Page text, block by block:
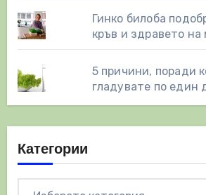
Гинко билоба
кръв и здравето на
5 причини, поради
гладувате по един
Категории